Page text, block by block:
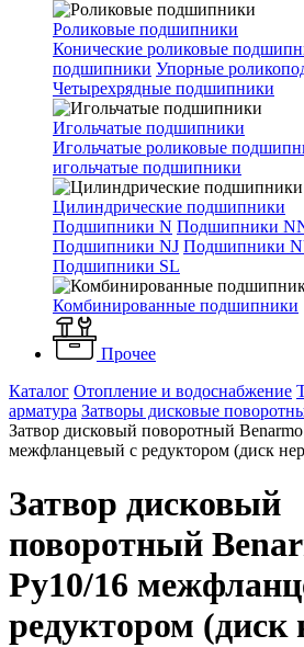
Роликовые подшипники
Конические роликовые
подшипники Упорные
Четырехрядные подшипники
Игольчатые подшипники
Игольчатые роликовые
игольчатые подшипники
Цилиндрические подшипники
Подшипники N Подшипники
Подшипники NJ Подшипники
Подшипники SL
Комбинированные подшипники
Прочее
Каталог Отопление и водоснабжение
арматура Затворы дисковые
Затвор дисковый поворотный
межфланцевый с редуктором (диск
Затвор дисковый
поворотный
Ру10/16
редуктором (диск